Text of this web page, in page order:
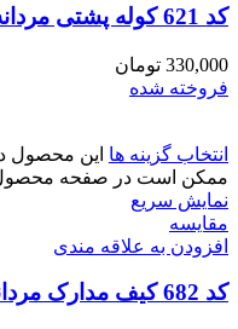
کد 621 کوله پشتی مردانه برزنتی
330,000 تومان
فروخته شده
انتخاب گزینه ها این محصول
ممکن است در صفحه محصول
نمایش سریع
مقايسه
افزودن به علاقه مندی
کد 682 کیف مدارک مردانه پیرکاردین